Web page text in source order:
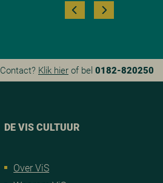
Contact? Klik hier of bel 0182-820250
DE VIS CULTUUR
Over ViS